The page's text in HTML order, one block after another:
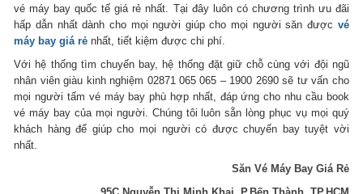
vé máy bay quốc tế giá rẻ nhất. Tại đây luôn có chương trình ưu đãi
hấp dẫn nhất dành cho mọi người giúp cho mọi người săn được vé
máy bay giá rẻ nhất, tiết kiệm được chi phí.
Với hệ thống tìm chuyến bay, hệ thống đặt giữ chỗ cùng với đội ngũ
nhân viên giàu kinh nghiệm 02871 065 065 – 1900 2690 sẽ tư vấn cho
mọi người tấm vé máy bay phù hợp nhất, đáp ứng cho nhu cầu book
vé máy bay của mọi người. Chúng tôi luôn sẵn lòng phục vụ mọi quý
khách hàng để giúp cho mọi người có được chuyến bay tuyệt vời
nhất.
Săn Vé Máy Bay Giá Rẻ